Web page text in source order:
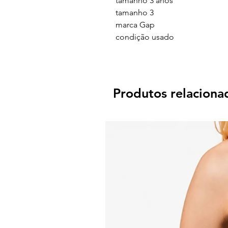
tamanho 3
marca Gap
condição usado
Produtos